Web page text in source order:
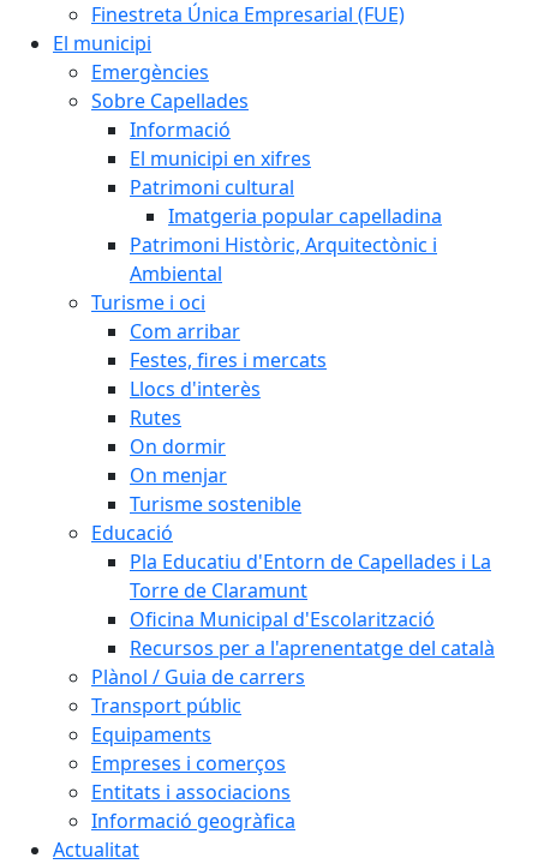
Finestreta Única Empresarial (FUE)
El municipi
Emergències
Sobre Capellades
Informació
El municipi en xifres
Patrimoni cultural
Imatgeria popular capelladina
Patrimoni Històric, Arquitectònic i
Ambiental
Turisme i oci
Com arribar
Festes, fires i mercats
Llocs d'interès
Rutes
On dormir
On menjar
Turisme sostenible
Educació
Pla Educatiu d'Entorn de Capellades i La
Torre de Claramunt
Oficina Municipal d'Escolarització
Recursos per a l'aprenentatge del català
Plànol / Guia de carrers
Transport públic
Equipaments
Empreses i comerços
Entitats i associacions
Informació geogràfica
Actualitat